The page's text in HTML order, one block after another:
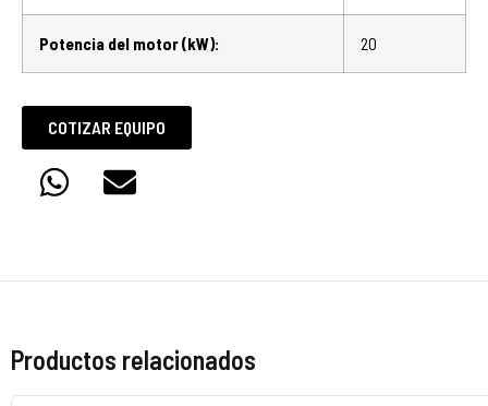
Potencia del motor (kW): 20
COTIZAR EQUIPO
Productos relacionados